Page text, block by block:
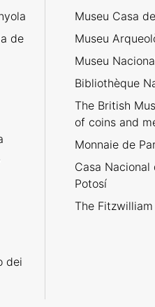
de
dei
Museu Casa
Museu
Museu
Bibliothèque
The British
of coins and
Monnaie de
Casa
Potosí
The